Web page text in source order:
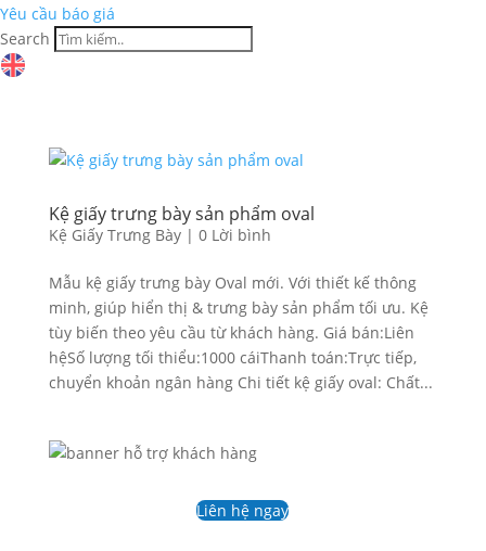
Yêu cầu báo giá
Search
Kệ giấy trưng bày sản phẩm oval
Kệ Giấy Trưng Bày| 0 Lời bình
Mẫu kệ giấy trưng bày Oval mới. Với thiết kế thông
minh, giúp hiển thị & trưng bày sản phẩm tối ưu. Kệ
tùy biến theo yêu cầu từ khách hàng. Giá bán:Liên
hệSố lượng tối thiểu:1000 cáiThanh toán:Trực tiếp,
chuyển khoản ngân hàng Chi tiết kệ giấy oval: Chất...
Liên hệ ngay